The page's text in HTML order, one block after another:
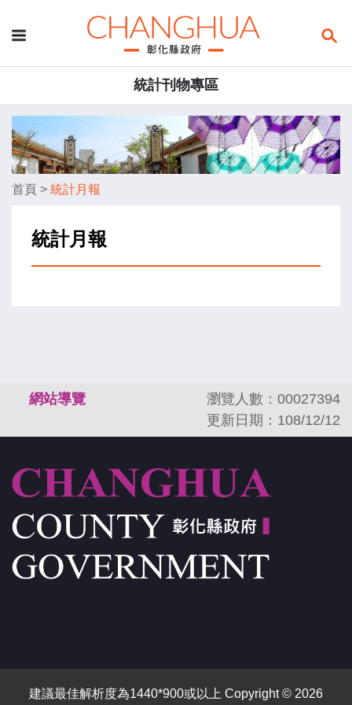
統計刊物專區
首頁 > 統計月報
統計月報
網站導覽
瀏覽人數：00027394
更新日期：108/12/12
建議最佳解析度為1440*900或以上 Copyright © 2026